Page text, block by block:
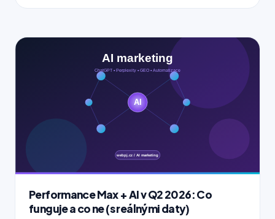
Performance Max + AI v Q2 2026: Co
funguje a co ne (s reálnými daty)